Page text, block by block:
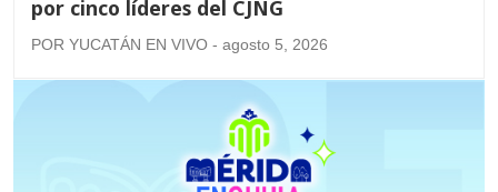
por cinco líderes del CJNG
POR YUCATÁN EN VIVO - agosto 5, 2026